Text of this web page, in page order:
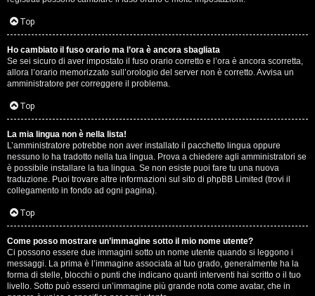
Top
Ho cambiato il fuso orario ma l’ora è ancora sbagliata
Se sei sicuro di aver impostato il fuso orario corretto e l’ora è ancora scorretta,
allora l’orario memorizzato sull’orologio del server non è corretto. Avvisa un
amministratore per correggere il problema.
Top
La mia lingua non è nella lista!
L’amministratore potrebbe non aver installato il pacchetto lingua oppure
nessuno lo ha tradotto nella tua lingua. Prova a chiedere agli amministratori se
è possibile installare la tua lingua. Se non esiste puoi fare tu una nuova
traduzione. Puoi trovare altre informazioni sul sito di phpBB Limited (trovi il
collegamento in fondo ad ogni pagina).
Top
Come posso mostrare un’immagine sotto il mio nome utente?
Ci possono essere due immagini sotto un nome utente quando si leggono i
messaggi. La prima è l’immagine associata al tuo grado, generalmente ha la
forma di stelle, blocchi o punti che indicano quanti interventi hai scritto o il tuo
livello. Sotto può esserci un’immagine più grande nota come avatar, che in
a
l
S
t
o
r
e
:
G
i
g
i